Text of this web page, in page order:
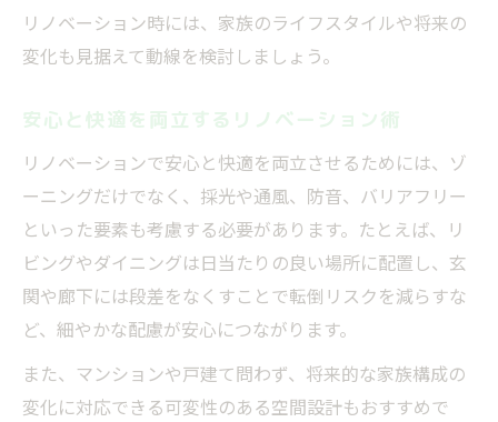
リノベーション時には、家族のライフスタイルや将来の
変化も見据えて動線を検討しましょう。
安心と快適を両立するリノベーション術
リノベーションで安心と快適を両立させるためには、ゾ
ーニングだけでなく、採光や通風、防音、バリアフリー
といった要素も考慮する必要があります。たとえば、リ
ビングやダイニングは日当たりの良い場所に配置し、玄
関や廊下には段差をなくすことで転倒リスクを減らすな
ど、細やかな配慮が安心につながります。
また、マンションや戸建て問わず、将来的な家族構成の
変化に対応できる可変性のある空間設計もおすすめで